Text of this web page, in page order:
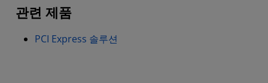
관련 제품
PCI Express 솔루션